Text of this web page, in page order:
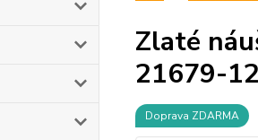
Zlaté
21679-12
Doprava ZDARMA